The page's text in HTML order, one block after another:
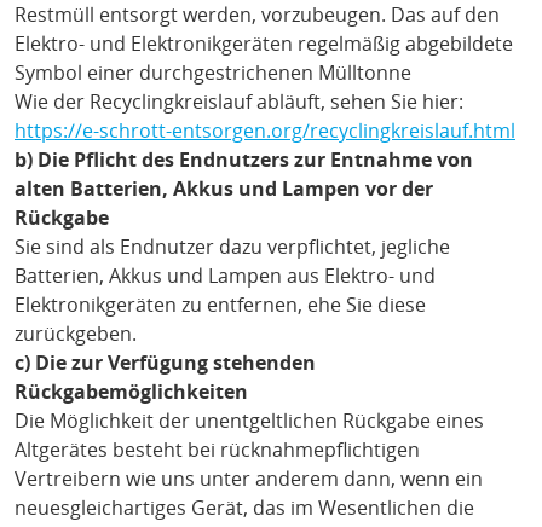
Restmüll entsorgt werden, vorzubeugen. Das auf den
Elektro- und Elektronikgeräten regelmäßig abgebildete
Symbol einer durchgestrichenen Mülltonne
Wie der Recyclingkreislauf abläuft, sehen Sie hier:
https://e-schrott-entsorgen.org/recyclingkreislauf.html
b) Die Pflicht des Endnutzers zur Entnahme von
alten Batterien, Akkus und Lampen vor der
Rückgabe
Sie sind als Endnutzer dazu verpflichtet, jegliche
Batterien, Akkus und Lampen aus Elektro- und
Elektronikgeräten zu entfernen, ehe Sie diese
zurückgeben.
c) Die zur Verfügung stehenden
Rückgabemöglichkeiten
Die Möglichkeit der unentgeltlichen Rückgabe eines
Altgerätes besteht bei rücknahmepflichtigen
Vertreibern wie uns unter anderem dann, wenn ein
neuesgleichartiges Gerät, das im Wesentlichen die